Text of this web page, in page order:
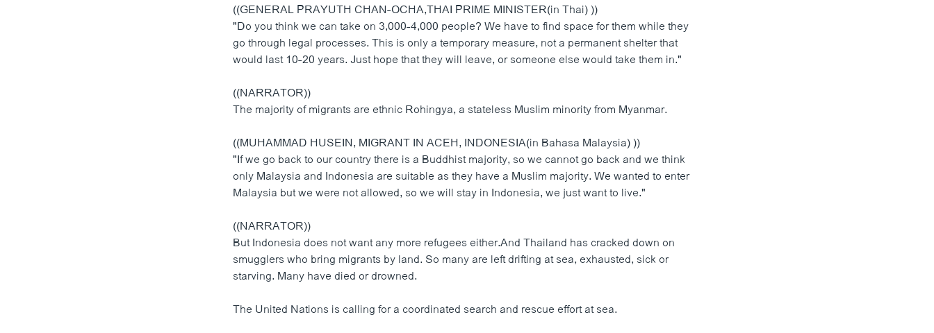
((GENERAL PRAYUTH CHAN-OCHA,THAI PRIME MINISTER(in Thai) ))
"Do you think we can take on 3,000-4,000 people? We have to find space for them while they
go through legal processes. This is only a temporary measure, not a permanent shelter that
would last 10-20 years. Just hope that they will leave, or someone else would take them in."
((NARRATOR))
The majority of migrants are ethnic Rohingya, a stateless Muslim minority from Myanmar.
((MUHAMMAD HUSEIN, MIGRANT IN ACEH, INDONESIA(in Bahasa Malaysia) ))
"If we go back to our country there is a Buddhist majority, so we cannot go back and we think
only Malaysia and Indonesia are suitable as they have a Muslim majority. We wanted to enter
Malaysia but we were not allowed, so we will stay in Indonesia, we just want to live."
((NARRATOR))
But Indonesia does not want any more refugees either.And Thailand has cracked down on
smugglers who bring migrants by land. So many are left drifting at sea, exhausted, sick or
starving. Many have died or drowned.
The United Nations is calling for a coordinated search and rescue effort at sea.